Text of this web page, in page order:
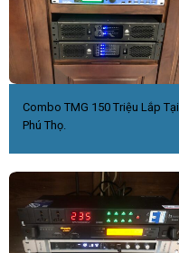
Combo TMG 150 Triệu Lắp Tại
Phú Thọ.